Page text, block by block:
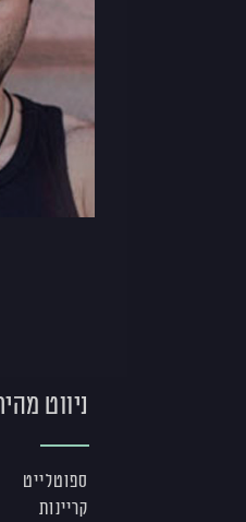
ניווט
ספוטלייט
קריינות